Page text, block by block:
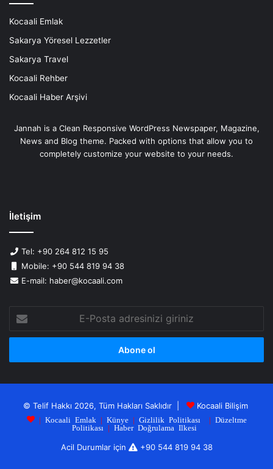
Kocaali Emlak
Sakarya Yöresel Lezzetler
Sakarya Travel
Kocaali Rehber
Kocaali Haber Arşivi
Jannah is a Clean Responsive WordPress Newspaper, Magazine,
News and Blog theme. Packed with options that allow you to
completely customize your website to your needs.
İletişim
Tel: +90 264 812 15 95
Mobile: +90 544 819 94 38
E-mail: haber@kocaali.com
Posta
adresinizi
© Telif Hakkı 2026, Tüm Hakları Saklıdır | Kocaali Bilişim
| Kocaali Emlak | Künye| Gizlilik Politikası | Düzeltme
Politikası | Haber Doğrulama Ilkesi
Acil Durumlar için +90 544 819 94 38